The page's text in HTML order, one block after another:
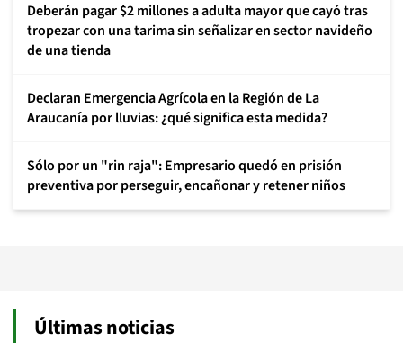
Deberán pagar $2 millones a adulta mayor que cayó tras
tropezar con una tarima sin señalizar en sector navideño
de una tienda
Declaran Emergencia Agrícola en la Región de La
Araucanía por lluvias: ¿qué significa esta medida?
Sólo por un "rin raja": Empresario quedó en prisión
preventiva por perseguir, encañonar y retener niños
Últimas noticias